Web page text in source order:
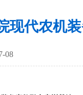
现代农机
08